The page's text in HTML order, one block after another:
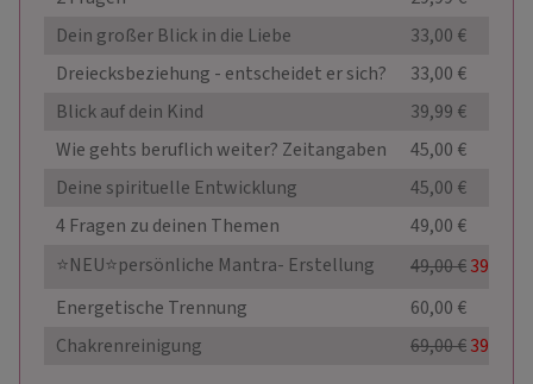
Dein großer Blick in die Liebe
33,00 €
Dreiecksbeziehung - entscheidet er sich?
33,00 €
Blick auf dein Kind
39,99 €
Wie gehts beruflich weiter? Zeitangaben
45,00 €
Deine spirituelle Entwicklung
45,00 €
4 Fragen zu deinen Themen
49,00 €
⭐NEU⭐persönliche Mantra- Erstellung
49,00 €39,00 €
Energetische Trennung
60,00 €
Chakrenreinigung
69,00 €39,00 €